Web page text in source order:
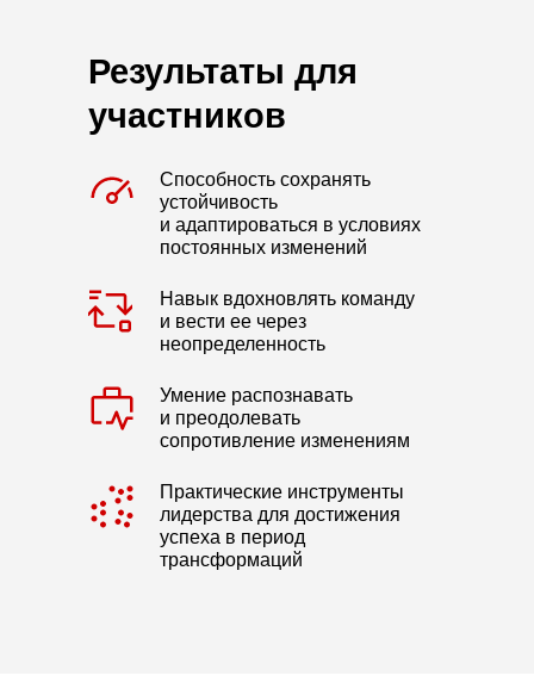
Результаты для
участников
Способность сохранять
устойчивость
и адаптироваться в условиях
постоянных изменений
Навык вдохновлять команду
и вести ее через
неопределенность
Умение распознавать
и преодолевать
сопротивление изменениям
Практические инструменты
лидерства для достижения
успеха в период
трансформаций